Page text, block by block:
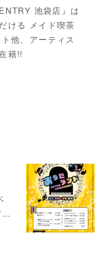
池袋店』は
ける メイド喫茶
他、アーティス
籍!!
…